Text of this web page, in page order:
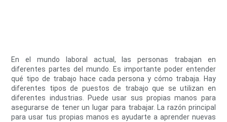
En el mundo laboral actual, las personas trabajan en
diferentes partes del mundo. Es importante poder entender
qué tipo de trabajo hace cada persona y cómo trabaja. Hay
diferentes tipos de puestos de trabajo que se utilizan en
diferentes industrias. Puede usar sus propias manos para
asegurarse de tener un lugar para trabajar. La razón principal
para usar tus propias manos es ayudarte a aprender nuevas